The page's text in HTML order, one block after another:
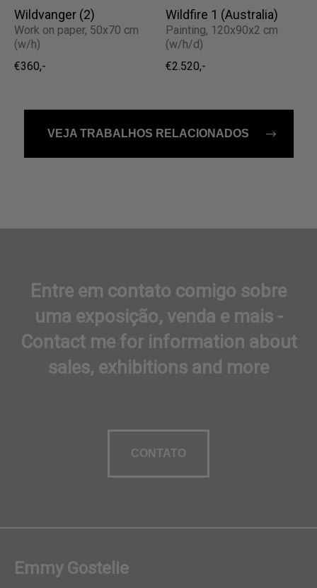
Wildvanger (2)
Work on paper, 50x70 cm
(w/h)
€360,-
Wildfire 1 (Australia)
Painting, 120x90x2 cm
(w/h/d)
€2.520,-
VEJA TRABALHOS RELACIONADOS
Entre em contato comigo sobre
uma exposição, venda e mais -
Contact me for information about
sales, exhibitions and more
CONTATO
Emmy Gostelie